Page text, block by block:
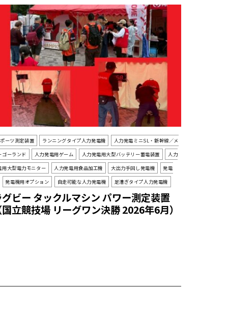
ーツ測定装置 ランニングタイプ人力発電機
人力発電ミニSL・新幹線／メ
ゴーランド
人力発電用ゲーム 人力発電用大型バッテリー蓄電装置
人力
用大型電力モニター
人力発電用食品加工機 大出力手回し発電機
発電
発電機用オプション
自走可能な人力発電機 足漕ぎタイプ人力発電機
ビー タックルマシン パワー測定装置
立競技場 リーグワン決勝 2026年6月）